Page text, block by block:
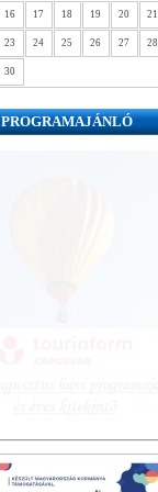
16 17 18 19 20 21
23 24 25 26 27 28
30
PROGRAMAJÁNLÓ